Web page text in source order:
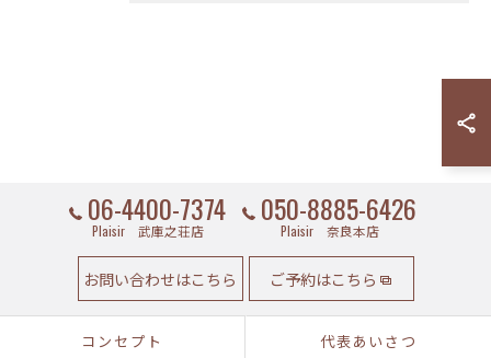
06-4400-7374
Plaisir 武庫之荘店
050-8885-6426
Plaisir 奈良本店
お問い合わせはこちら ご予約はこちら
コンセプト 代表あいさつ